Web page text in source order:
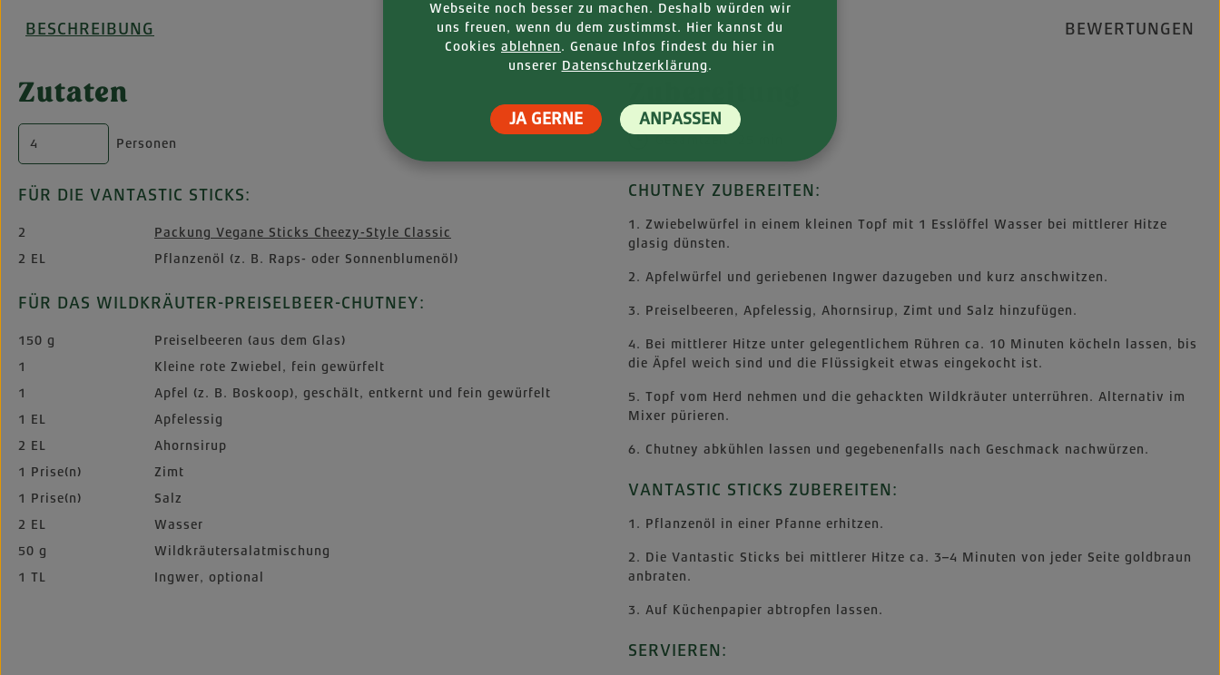
BESCHREIBUNG BEWERTUNGEN
Zutaten
Personen
FÜR DIE VANTASTIC STICKS:
2
Packung Vegane Sticks Cheezy-Style Classic
2 EL
Pflanzenöl (z. B. Raps- oder Sonnenblumenöl)
FÜR DAS WILDKRÄUTER-PREISELBEER-CHUTNEY:
150 g
Preiselbeeren (aus dem Glas)
1
Kleine rote Zwiebel, fein gewürfelt
1
Apfel (z. B. Boskoop), geschält, entkernt und fein gewürfelt
1 EL
Apfelessig
2 EL
Ahornsirup
1 Prise(n)
Zimt
1 Prise(n)
Salz
2 EL
Wasser
50 g
Wildkräutersalatmischung
1 TL
Ingwer, optional
Gesamtzeit: 25 min
CHUTNEY ZUBEREITEN:
1. Zwiebelwürfel in einem kleinen Topf mit 1 Esslöffel Wasser bei mittlerer Hitze
glasig dünsten.
2. Apfelwürfel und geriebenen Ingwer dazugeben und kurz anschwitzen.
3. Preiselbeeren, Apfelessig, Ahornsirup, Zimt und Salz hinzufügen.
4. Bei mittlerer Hitze unter gelegentlichem Rühren ca. 10 Minuten köcheln lassen, bis
die Äpfel weich sind und die Flüssigkeit etwas eingekocht ist.
5. Topf vom Herd nehmen und die gehackten Wildkräuter unterrühren. Alternativ im
Mixer pürieren.
6. Chutney abkühlen lassen und gegebenenfalls nach Geschmack nachwürzen.
VANTASTIC STICKS ZUBEREITEN:
1. Pflanzenöl in einer Pfanne erhitzen.
2. Die Vantastic Sticks bei mittlerer Hitze ca. 3–4 Minuten von jeder Seite goldbraun
anbraten.
3. Auf Küchenpapier abtropfen lassen.
SERVIEREN:
Webseite noch besser zu machen. Deshalb würden wir
uns freuen, wenn du dem zustimmst. Hier kannst du
Cookies ablehnen. Genaue Infos findest du hier in
unserer Datenschutzerklärung.
ANPASSEN
JA GERNE